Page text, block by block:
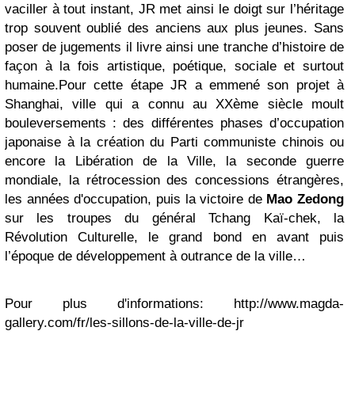
vaciller à tout instant, JR met ainsi le doigt sur l’héritage
trop souvent oublié des anciens aux plus jeunes. Sans
poser de jugements il livre ainsi une tranche d’histoire de
façon à la fois artistique, poétique, sociale et surtout
humaine.Pour cette étape JR a emmené son projet à
Shanghai, ville qui a connu au XXème siècle moult
bouleversements : des différentes phases d’occupation
japonaise à la création du Parti communiste chinois ou
encore la Libération de la Ville, la seconde guerre
mondiale, la rétrocession des concessions étrangères,
les années d'occupation, puis la victoire de Mao Zedong
sur les troupes du général Tchang Kaï-chek, la
Révolution Culturelle, le grand bond en avant puis
l’époque de développement à outrance de la ville…
Pour plus d'informations: http://www.magda-
gallery.com/fr/les-sillons-de-la-ville-de-jr